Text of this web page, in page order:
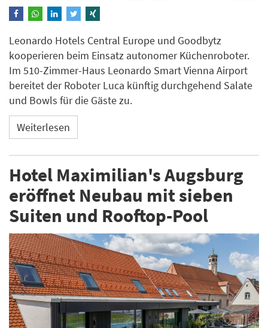
Leonardo Hotels Central Europe und Goodbytz
kooperieren beim Einsatz autonomer Küchenroboter.
Im 510-Zimmer-Haus Leonardo Smart Vienna Airport
bereitet der Roboter Luca künftig durchgehend Salate
und Bowls für die Gäste zu.
Weiterlesen
Hotel Maximilian's Augsburg
eröffnet Neubau mit sieben
Suiten und Rooftop-Pool